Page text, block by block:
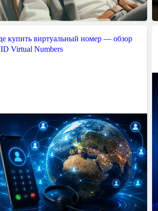
купить виртуальный номер — обзор
Virtual Numbers